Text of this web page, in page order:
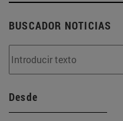
BUSCADOR NOTICIAS
Desde